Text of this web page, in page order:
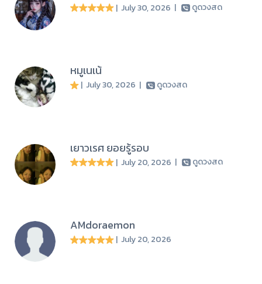
| July 30, 2026 | ดูดวงสด
หมูเนเน้
| July 30, 2026 | ดูดวงสด
เยาวเรศ ยอยรู้รอบ
| July 20, 2026 | ดูดวงสด
AMdoraemon
| July 20, 2026